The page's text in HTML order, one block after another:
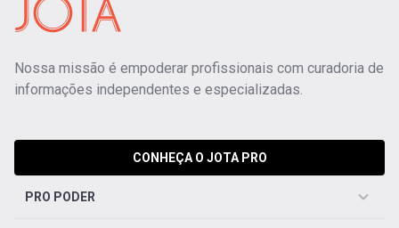
Nossa missão é empoderar profissionais com curadoria de
informações independentes e especializadas.
CONHEÇA O JOTA PRO
PRO PODER